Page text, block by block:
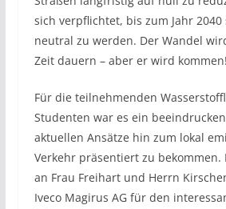
sich verpflichtet, bis zum Jahr 2040
neutral zu werden. Der Wandel
Zeit dauern – aber er wird kommen!
Für die teilnehmenden
Studenten war es ein
aktuellen Ansätze hin zum lokal
Verkehr präsentiert zu bekommen.
an Frau Freihart und Herrn
Iveco Magirus AG für den